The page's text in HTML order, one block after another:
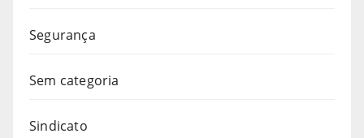
Segurança
Sem categoria
Sindicato